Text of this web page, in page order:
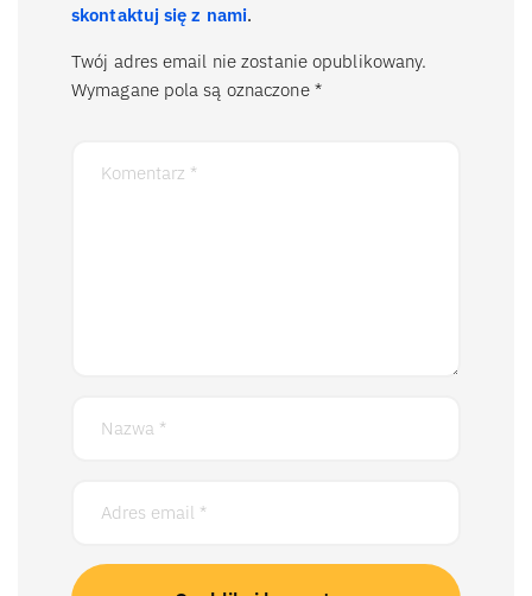
skontaktuj się z nami.
Twój adres email nie zostanie opublikowany.
Wymagane pola są oznaczone *